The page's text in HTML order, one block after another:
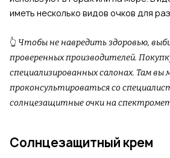
иметь несколько видов очков для
👆 Чтобы не навредить здоровью,
проверенных производителей.
специализированных салонах. Там
проконсультироваться со
солнцезащитные очки на
Солнцезащитный крем